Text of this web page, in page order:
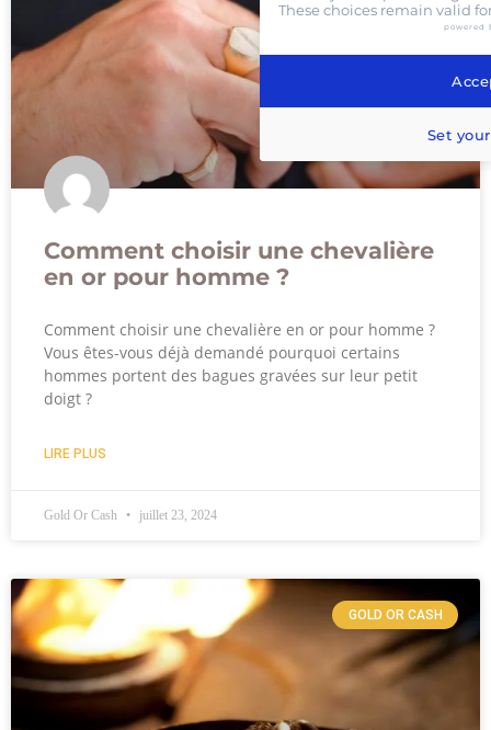
Comment choisir une chevalière
en or pour homme ?
Comment choisir une chevalière en or pour homme ?
Vous êtes-vous déjà demandé pourquoi certains
hommes portent des bagues gravées sur leur petit
doigt ?
LIRE PLUS
Gold Or Cash juillet 23, 2024
GOLD OR CASH
These choices remain valid
powered
Set